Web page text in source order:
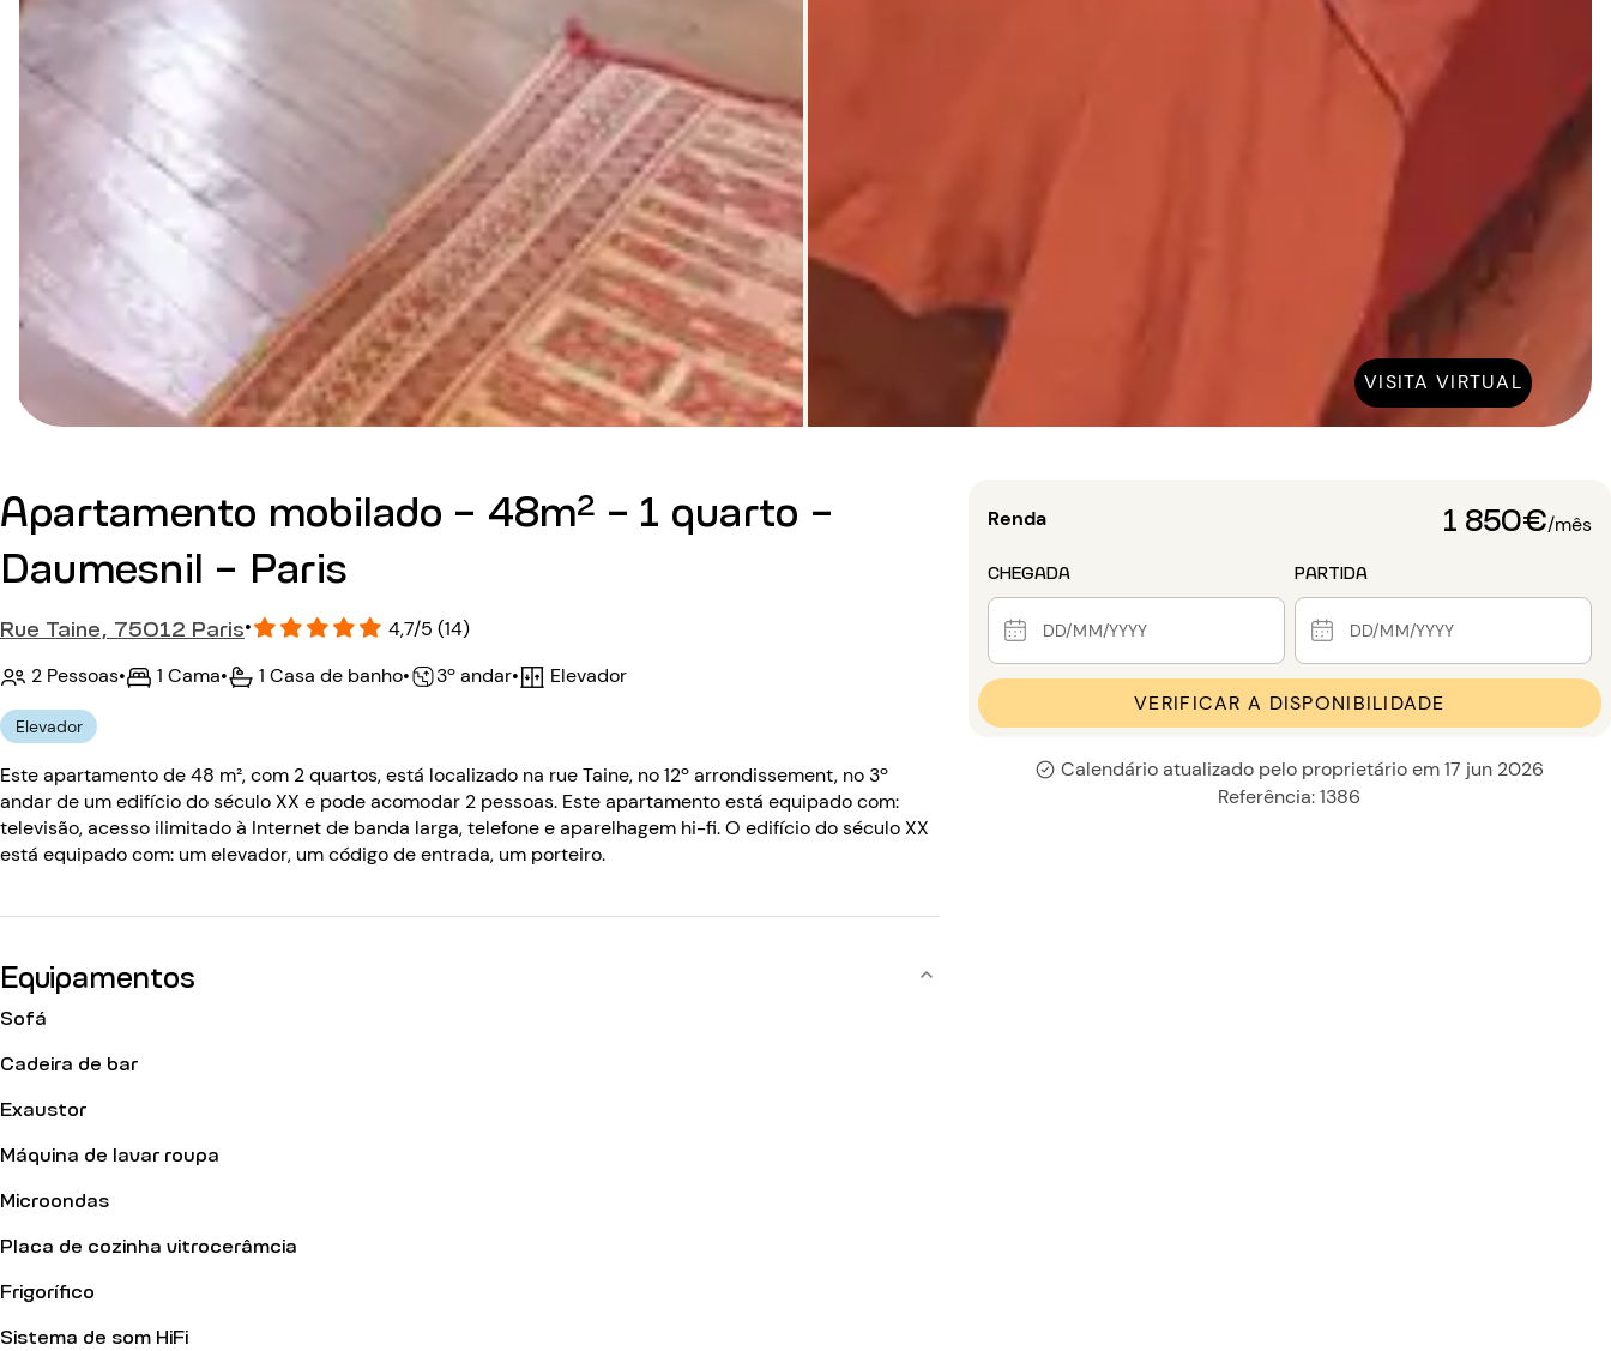
VISITA VIRTUAL
Apartamento mobilado - 48m² - 1 quarto -
Daumesnil - Paris
Rue Taine, 75012 Paris•
4,7/5 (14)
2 Pessoas• 1 Cama• 1 Casa de banho• 3º andar• Elevador
Elevador
Este apartamento de 48 m², com 2 quartos, está localizado na rue Taine, no 12º arrondissement, no 3º
andar de um edifício do século XX e pode acomodar 2 pessoas. Este apartamento está equipado com:
televisão, acesso ilimitado à Internet de banda larga, telefone e aparelhagem hi-fi. O edifício do século XX
está equipado com: um elevador, um código de entrada, um porteiro.
Equipamentos
Sofá
Cadeira de bar
Exaustor
Máquina de lavar roupa
Microondas
Placa de cozinha vitrocerâmcia
Frigorífico
Sistema de som HiFi
Renda 1 850€/mês
CHEGADA PARTIDA
VERIFICAR A DISPONIBILIDADE
Calendário atualizado pelo proprietário em 17 jun 2026
Referência: 1386